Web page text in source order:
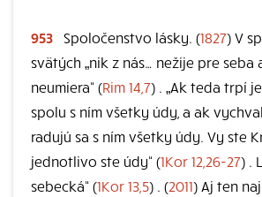
953 Spoločenstvo lásky. (1827) V
svätých „nik z nás… nežije pre seba
neumiera“ (Rim 14,7) . „Ak teda trpí
spolu s ním všetky údy, a ak
radujú sa s ním všetky údy. Vy ste
jednotlivo ste údy“ (1Kor 12,26-27) .
sebecká“ (1Kor 13,5) . (2011) Aj ten